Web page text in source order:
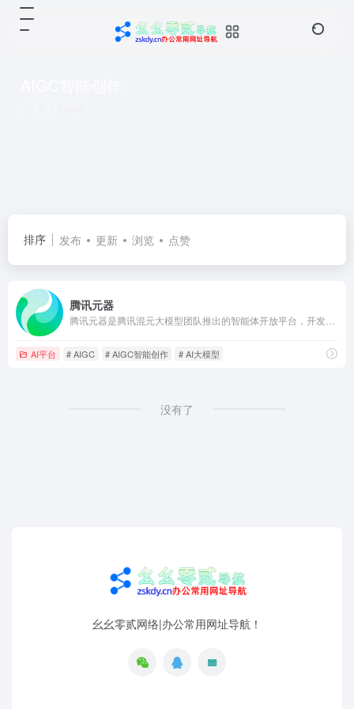
排序 发布 更新 浏览 点赞
腾讯元器
AI平台 # AIGC # AIGC智能创作 # AI大模型
没有了
幺幺零贰网络|办公常用网址导航！